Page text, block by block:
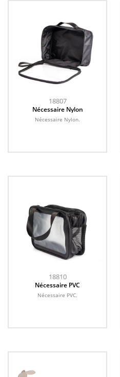
18807
Nécessaire Nylon
Nécessaire Nylon.
18810
Nécessaire PVC
Nécessaire PVC.